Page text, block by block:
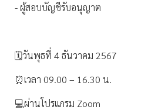
- ผู้สอบบัญชีรับอนุญาต
🗓วันพุธที่ 4 ธันวาคม 2567
⏰เวลา 09.00 – 16.30 น.
💻ผ่านโปรแกรม Zoom